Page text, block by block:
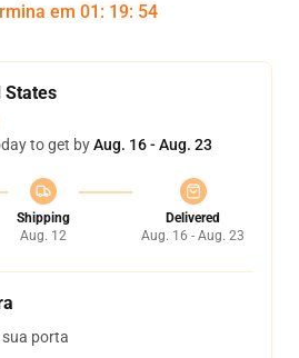
em 01 : 19: 54
States
to get byAug. 16 - Aug. 23
Shipping
Aug. 12
Delivered
Aug. 16 - Aug. 23
porta